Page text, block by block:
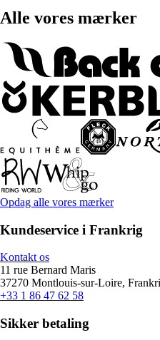
Alle vores mærker
Opdag alle vores mærker
Kundeservice i Frankrig
Kontakt os
11 rue Bernard Maris
37270 Montlouis-sur-Loire,
+33 1 86 47 62 58
Sikker betaling